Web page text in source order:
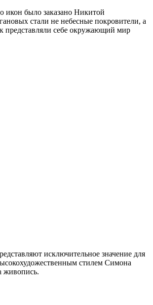
икон было заказано Никитой
стали не небесные покровители, а
представляли себе окружающий мир
исключительное значение для
стилем Симона
живопись.